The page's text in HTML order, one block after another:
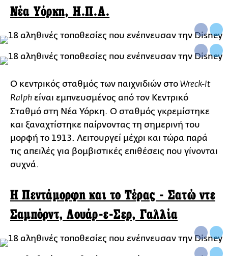
Νέα Υόρκη, Η.Π.Α.
Ο κεντρικός σταθμός των παιχνιδιών στο Wreck-It
Ralph είναι εμπνευσμένος από τον Κεντρικό
Σταθμό στη Νέα Υόρκη. Ο σταθμός γκρεμίστηκε
και ξαναχτίστηκε παίρνοντας τη σημερινή του
μορφή το 1913. Λειτουργεί μέχρι και τώρα παρά
τις απειλές για βομβιστικές επιθέσεις που γίνονται
συχνά.
Η Πεντάμορφη και το Τέρας - Σατώ ντε
Σαμπόρντ, Λουάρ-ε-Σερ, Γαλλία